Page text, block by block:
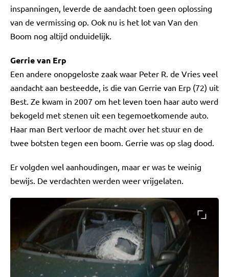
inspanningen, leverde de aandacht toen geen oplossing
van de vermissing op. Ook nu is het lot van Van den
Boom nog altijd onduidelijk.
Gerrie van Erp
Een andere onopgeloste zaak waar Peter R. de Vries veel
aandacht aan besteedde, is die van Gerrie van Erp (72) uit
Best. Ze kwam in 2007 om het leven toen haar auto werd
bekogeld met stenen uit een tegemoetkomende auto.
Haar man Bert verloor de macht over het stuur en de
twee botsten tegen een boom. Gerrie was op slag dood.
Er volgden wel aanhoudingen, maar er was te weinig
bewijs. De verdachten werden weer vrijgelaten.